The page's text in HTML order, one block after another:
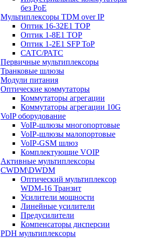
без PoE
Мультиплексоры TDM over IP
Оптик 16-32E1 TOP
Оптик 1-8E1 TOP
Оптик 1-2E1 SFP ToP
САТС/РАТС
Первичные мультиплексоры
Транковые шлюзы
Модули питания
Оптические коммутаторы
Коммутаторы агрегации
Коммутаторы агрегации 10G
VoIP оборудование
VoIP-шлюзы многопортовые
VoIP-шлюзы малопортовые
VoIP-GSM шлюз
Комплектующие VOIP
Активные мультиплексоры
CWDM\DWDM
Оптический мультиплексор
WDM-16 Транзит
Усилители мощности
Линейные усилители
Предусилители
Компенсаторы дисперсии
PDH мультиплексоры